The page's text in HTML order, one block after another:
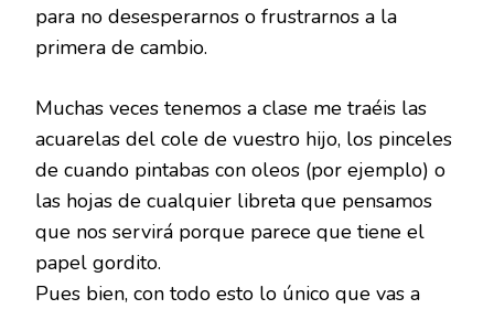
para no desesperarnos o frustrarnos a la
primera de cambio.
Muchas veces tenemos a clase me traéis las
acuarelas del cole de vuestro hijo, los pinceles
de cuando pintabas con oleos (por ejemplo) o
las hojas de cualquier libreta que pensamos
que nos servirá porque parece que tiene el
papel gordito.
Pues bien, con todo esto lo único que vas a